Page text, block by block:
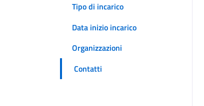
Tipo di incarico
Data inizio incarico
Organizzazioni
Contatti